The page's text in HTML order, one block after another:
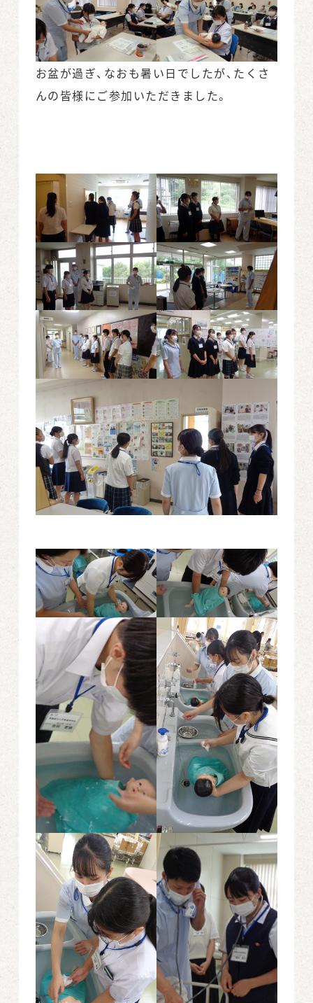
お盆が過ぎ、なおも暑い日でしたが、たくさ
んの皆様にご参加いただきました。